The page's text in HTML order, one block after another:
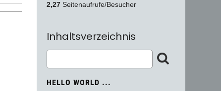
2,27 Seitenaufrufe/Besucher
Inhaltsverzeichnis
HELLO WORLD ...